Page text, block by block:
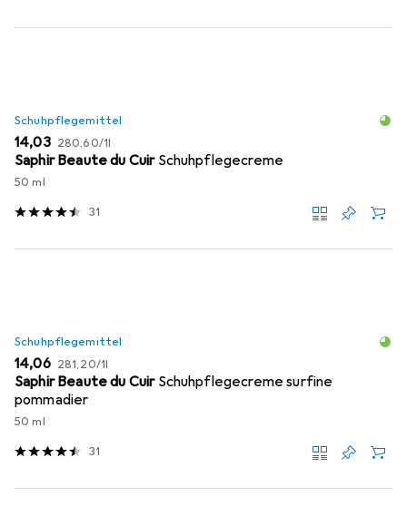
Schuhpflegemittel
EUR
14,03 EUR
280,60/1l
Saphir Beaute du Cuir Schuhpflegecreme
50 ml
31
Schuhpflegemittel
EUR
14,06 EUR
281,20/1l
Saphir Beaute du Cuir Schuhpflegecreme surfine
pommadier
50 ml
31